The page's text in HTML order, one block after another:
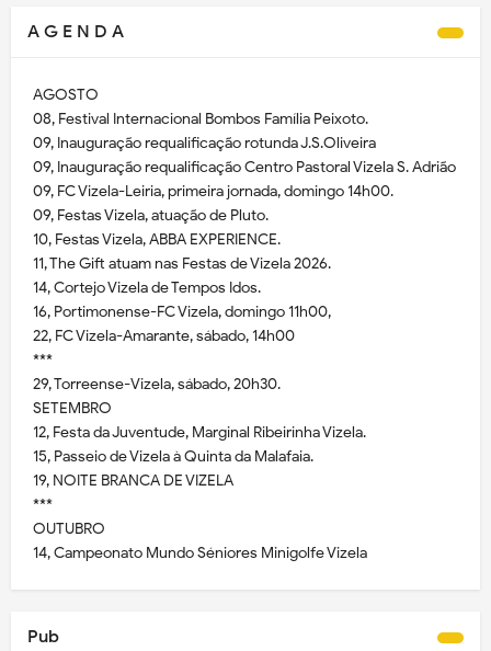
A G E N D A
AGOSTO
08, Festival Internacional Bombos Família Peixoto.
09, Inauguração requalificação rotunda J.S.Oliveira
09, Inauguração requalificação Centro Pastoral Vizela S. Adrião
09, FC Vizela-Leiria, primeira jornada, domingo 14h00.
09, Festas Vizela, atuação de Pluto.
10, Festas Vizela, ABBA EXPERIENCE.
11, The Gift atuam nas Festas de Vizela 2026.
14, Cortejo Vizela de Tempos Idos.
16, Portimonense-FC Vizela, domingo 11h00,
22, FC Vizela-Amarante, sábado, 14h00
***
29, Torreense-Vizela, sábado, 20h30.
SETEMBRO
12, Festa da Juventude, Marginal Ribeirinha Vizela.
15, Passeio de Vizela à Quinta da Malafaia.
19, NOITE BRANCA DE VIZELA
***
OUTUBRO
14, Campeonato Mundo Séniores Minigolfe Vizela
Pub